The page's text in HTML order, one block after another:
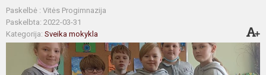
Paskelbė : Vitės Progimnazija
Paskelbta: 2022-03-31
Kategorija: Sveika mokykla